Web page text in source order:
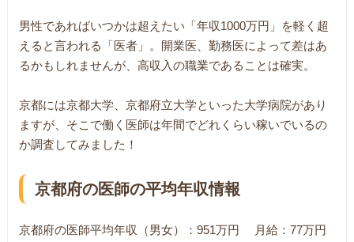
男性であればいつかは超えたい「年収1000万円」を軽く超
えると言われる「医者」。開業医、勤務医によって差はあ
るかもしれませんが、高収入の職業であることは確実。
京都には京都大学、京都府立大学といった大学病院があり
ますが、そこで働く医師は年間でどれくらい稼いでいるの
か調査してみました！
京都府の医師の平均年収情報
京都府の医師平均年収（男女）：951万円 月給：77万円